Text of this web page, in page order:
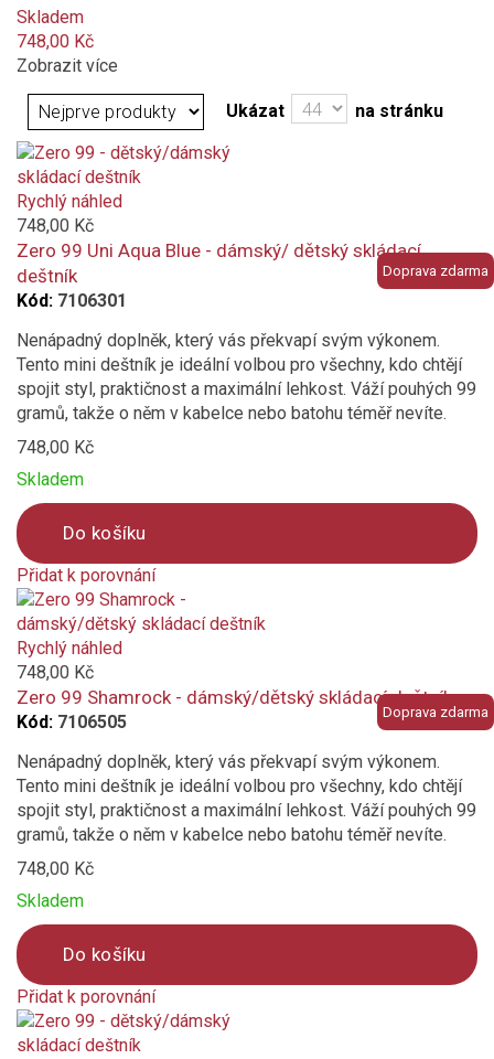
Barva
světle zelená
béžová
oranžová tmavá
šedá
žlutá
zelená
červená
bordó (vínová)
hnědá
vícebarevný
bílá
oranžová
modrá
vínová
fialová
růžová
oranžová světle
černá
Skladem
748,00 Kč
Zobrazit více
Ukázat na stránku
Doprava zdarma
Rychlý náhled
748,00 Kč
Zero 99 Uni Aqua Blue - dámský/ dětský skládací
deštník
Kód: 7106301
Nenápadný doplněk, který vás překvapí svým výkonem.
Tento mini deštník je ideální volbou pro všechny, kdo chtějí
spojit styl, praktičnost a maximální lehkost. Váží pouhých 99
gramů, takže o něm v kabelce nebo batohu téměř nevíte.
748,00 Kč
Skladem
Do košíku
Přidat k porovnání
Product
is
added
to
compare
Doprava zdarma
Rychlý náhled
748,00 Kč
Zero 99 Shamrock - dámský/dětský skládací deštník
Kód: 7106505
Nenápadný doplněk, který vás překvapí svým výkonem.
Tento mini deštník je ideální volbou pro všechny, kdo chtějí
spojit styl, praktičnost a maximální lehkost. Váží pouhých 99
gramů, takže o něm v kabelce nebo batohu téměř nevíte.
748,00 Kč
Skladem
Do košíku
Přidat k porovnání
Product
is